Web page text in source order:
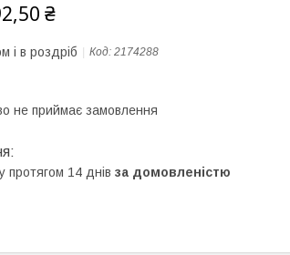
₴
і в роздріб Код: 2174288
не приймає замовлення
протягом 14 днів за домовленістю